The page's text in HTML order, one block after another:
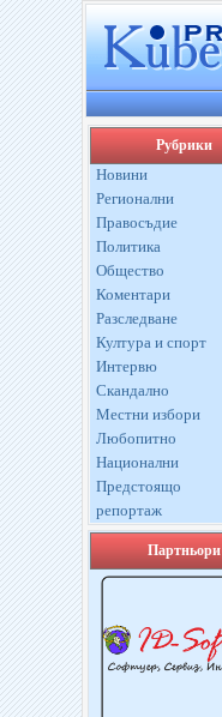
Рубрики
Новини
Регионални
Правосъдие
Политика
Общество
Коментари
Разследване
Култура и спорт
Интервю
Скандално
Местни избори
Любопитно
Национални
Предстоящо
репортаж
Партньори